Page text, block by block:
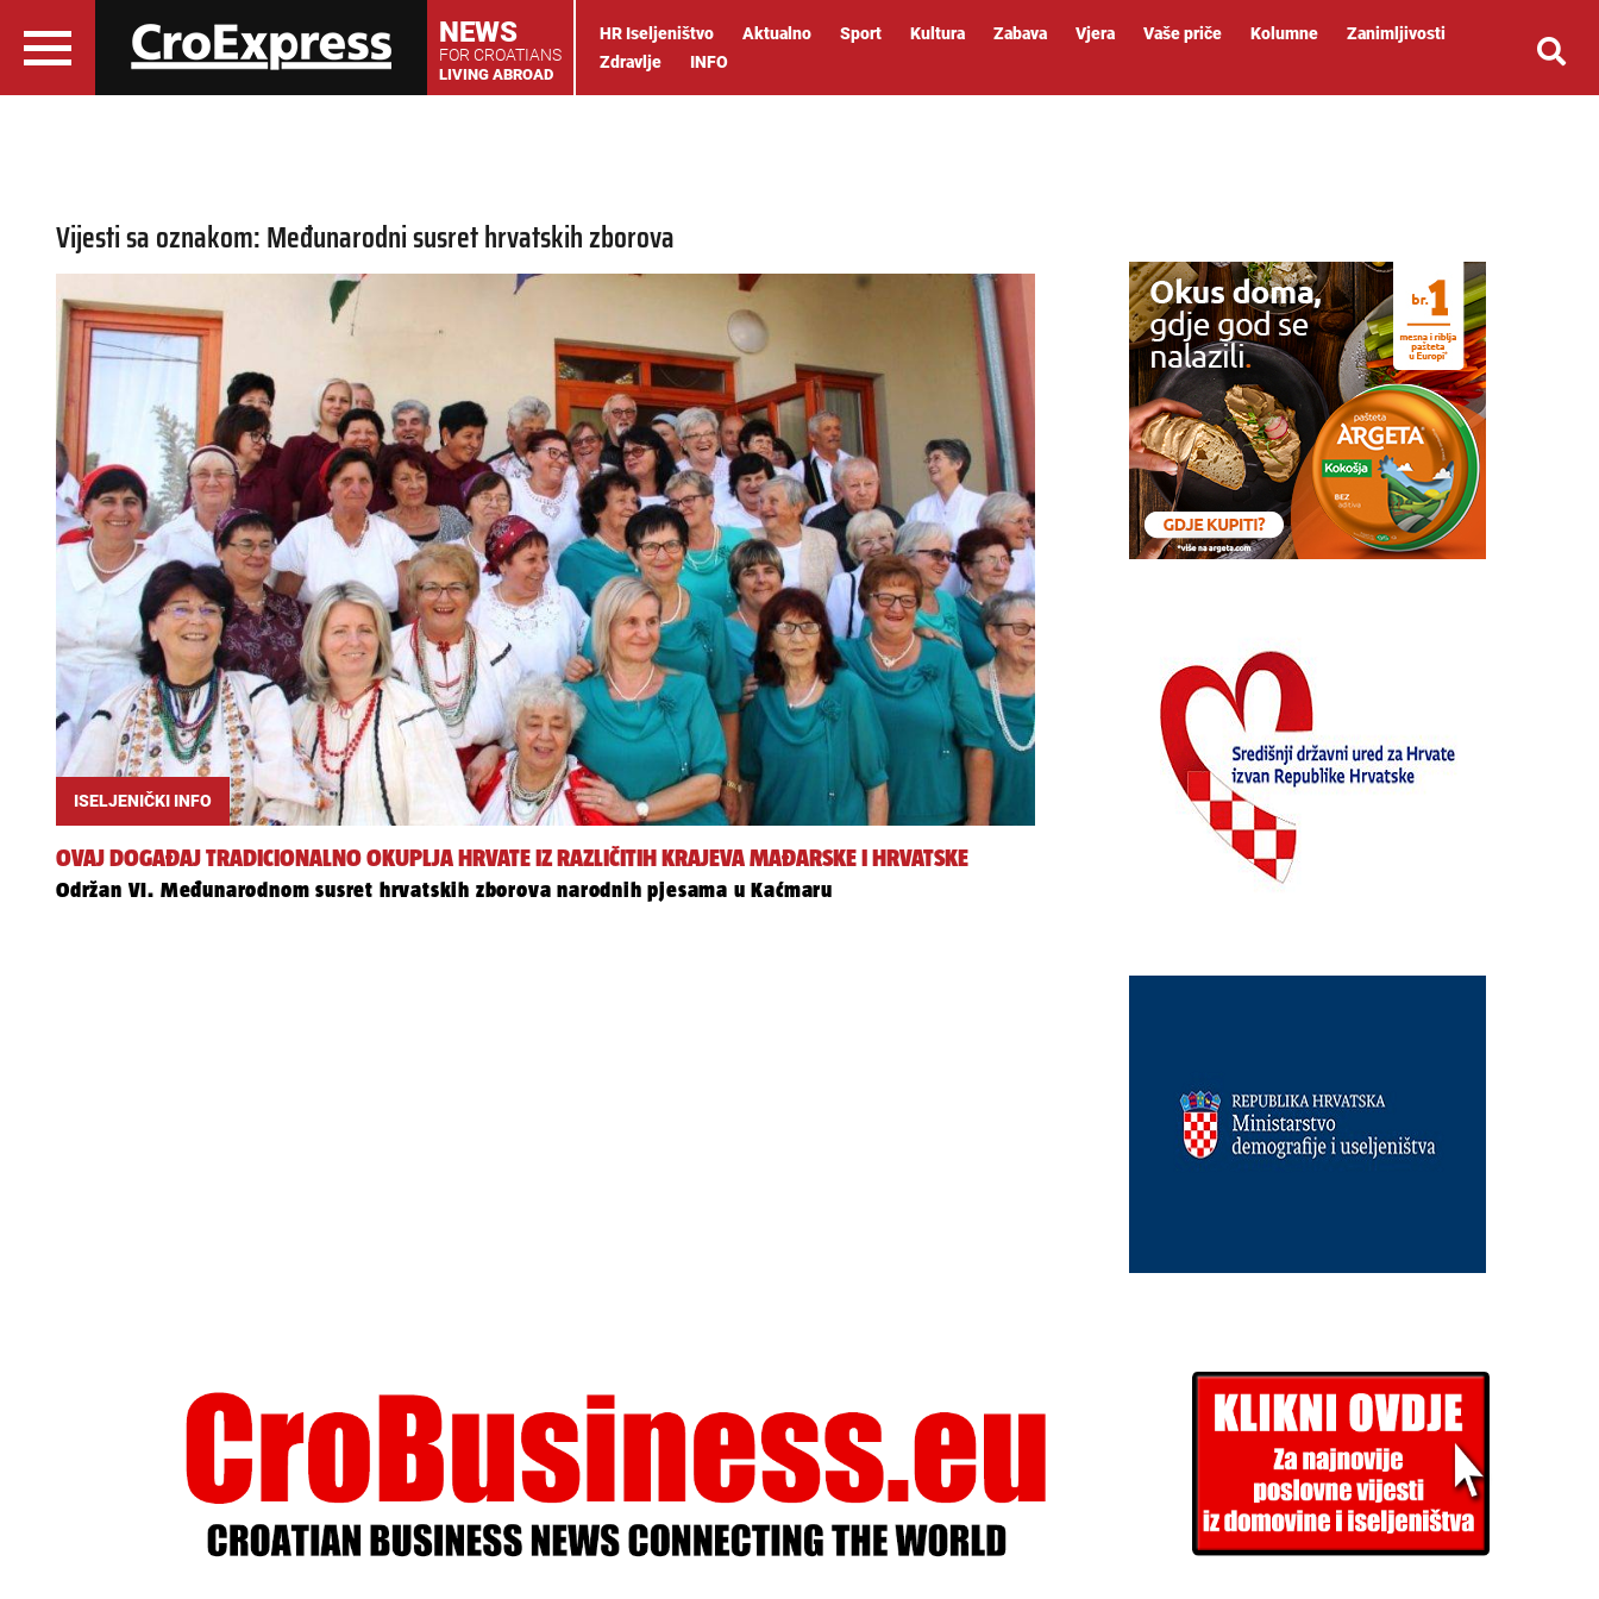
NEWS
FOR CROATIANS
LIVING ABROAD
HR Iseljeništvo Aktualno Sport Kultura Zabava Vjera Vaše priče Kolumne
Zanimljivosti
Zdravlje
INFO
Vijesti sa oznakom: Međunarodni susret hrvatskih zborova
ISELJENIČKI INFO
OVAJ DOGAĐAJ TRADICIONALNO OKUPLJA HRVATE IZ RAZLIČITIH KRAJEVA MAĐARSKE I HRVATSKE
Održan VI. Međunarodnom susret hrvatskih zborova narodnih pjesama u Kaćmaru